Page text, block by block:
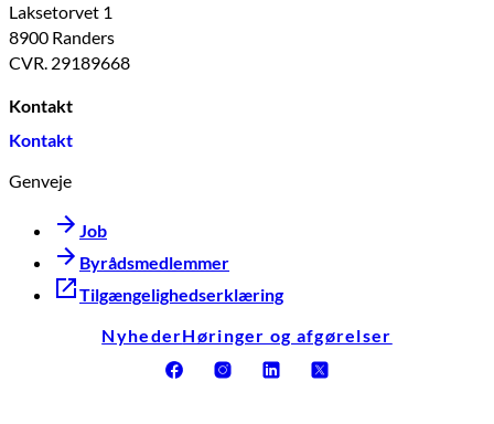
Laksetorvet 1
8900 Randers
CVR. 29189668
Kontakt
Kontakt
Genveje
Job
Byrådsmedlemmer
Tilgængelighedserklæring
NyhederHøringer og afgørelser